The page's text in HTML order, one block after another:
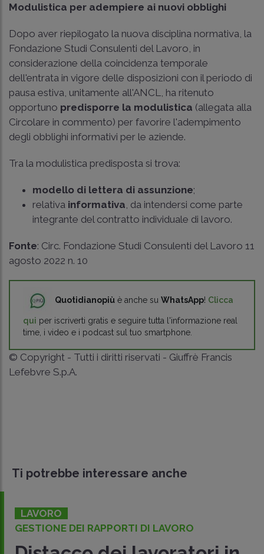
Modulistica per adempiere ai nuovi obblighi
Dopo aver riepilogato la nuova disciplina normativa, la
Fondazione Studi Consulenti del Lavoro, in
considerazione della coincidenza temporale
dell'entrata in vigore delle disposizioni con il periodo di
pausa estiva, unitamente all'ANCL, ha ritenuto
opportuno predisporre la modulistica (allegata alla
Circolare in commento) per favorire l'adempimento
degli obblighi informativi per le aziende.
Tra la modulistica predisposta si trova:
modello di lettera di assunzione;
relativa informativa , da intendersi come parte
integrante del contratto individuale di lavoro.
Fonte: Circ. Fondazione Studi Consulenti del Lavoro 11
agosto 2022 n. 10
Quotidianopiù è anche su WhatsApp! Clicca
qui per iscriverti gratis e seguire tutta l'informazione real
time, i video e i podcast sul tuo smartphone.
© Copyright - Tutti i diritti riservati - Giuffrè Francis
Lefebvre S.p.A.
Ti potrebbe interessare anche
DALL'INPS